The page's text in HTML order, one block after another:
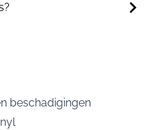
beschadigingen